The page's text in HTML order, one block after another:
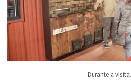
Durante a visita.